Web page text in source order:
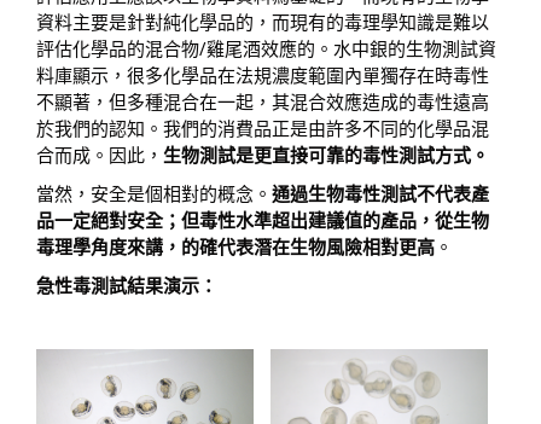
資料主要是針對純化學品的，而現有的毒理學知識是難以
評估化學品的混合物/雞尾酒效應的。水中銀的生物測試資
料庫顯示，很多化學品在法規濃度範圍內單獨存在時毒性
不顯著，但多種混合在一起，其混合效應造成的毒性遠高
於我們的認知。我們的消費品正是由許多不同的化學品混
合而成。因此， 生物測試是更直接可靠的毒性測試方式。
當然，安全是個相對的概念。 通過生物毒性測試不代表產
品一定絕對安全；但毒性水準超出建議值的產品，從生物
毒理學角度來講，的確代表潛在生物風險相對更高 。
急性毒測試結果演示：